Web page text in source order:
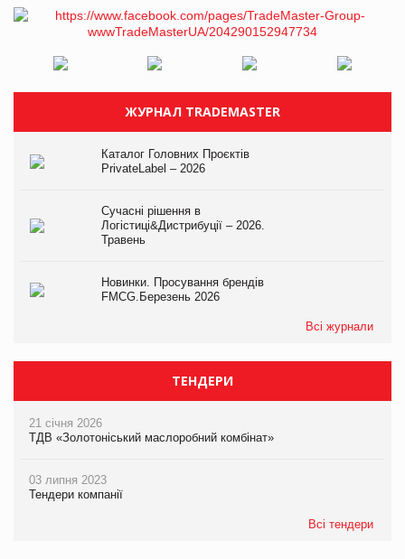
ЖУРНАЛ TRADEMASTER
Каталог Головних Проєктів
PrivateLabel – 2026
Сучасні рішення в
Логістиці&Дистрибуції – 2026.
Травень
Новинки. Просування брендів
FMCG.Березень 2026
Всі журнали
ТЕНДЕРИ
21 січня 2026
ТДВ «Золотоніський маслоробний комбінат»
03 липня 2023
Тендери компанії
Всі тендери